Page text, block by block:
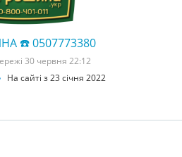
☎️ 0507773380
30 червня 22:12
На сайті з 23 січня 2022